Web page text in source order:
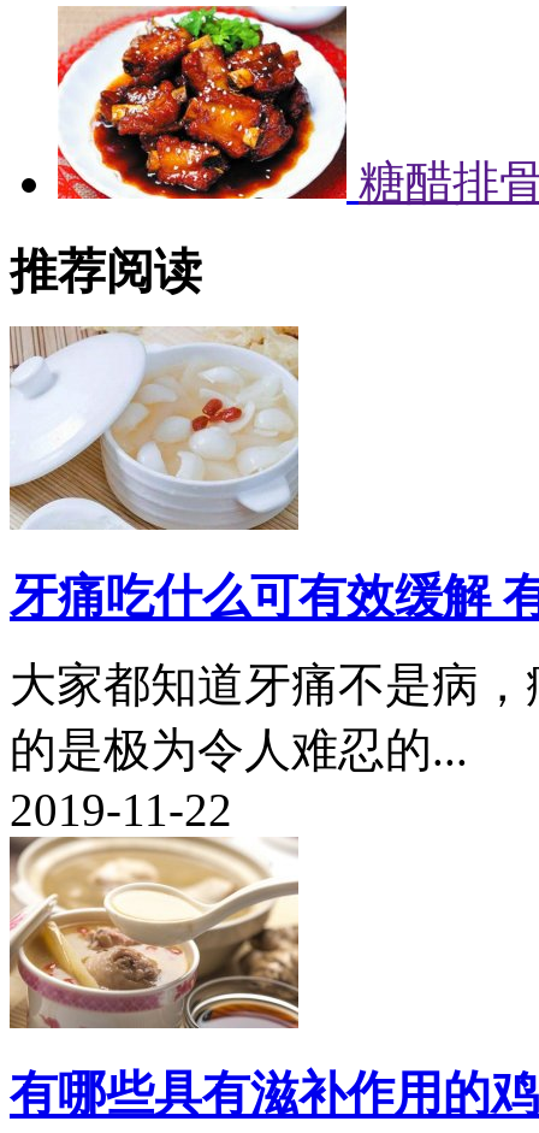
糖醋排
推荐阅读
牙痛吃什么可有效缓解
大家都知道牙痛不是病
的是极为令人难忍的...
2019-11-22
有哪些具有滋补作用的